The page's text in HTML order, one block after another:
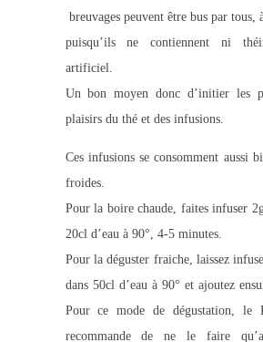
breuvages peuvent être bus par tous,
puisqu’ils ne contiennent ni
artificiel.
Un bon moyen donc d’initier les
plaisirs du thé et des infusions.
Ces infusions se consomment aussi
froides.
Pour la boire chaude, faites infuser
20cl d’eau à 90°, 4-5 minutes.
Pour la déguster fraiche, laissez
dans 50cl d’eau à 90° et ajoutez
Pour ce mode de dégustation, le
recommande de ne le faire